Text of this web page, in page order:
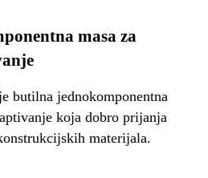
masa za
butilna jednokomponentna
koja dobro prijanja
materijala.